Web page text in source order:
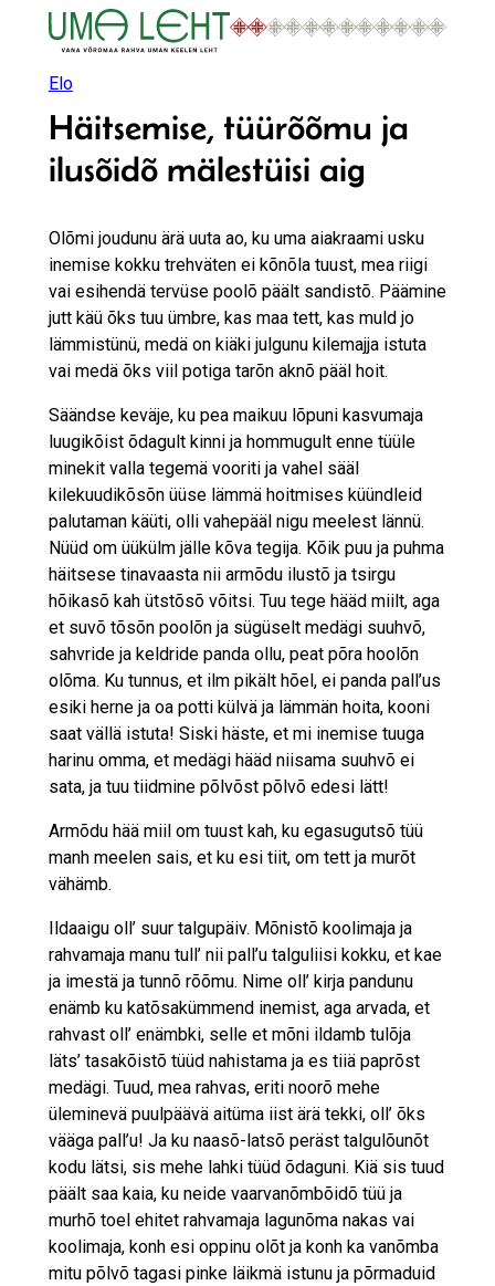
juurdeElo
Häitsemise, tüürõõmu ja
ilusõidõ mälestüisi aig
Olõmi joudunu ärä uuta ao, ku uma aiakraami usku
inemise kokku trehväten ei kõnõla tuust, mea riigi
vai esihendä tervüse poolõ päält sandistõ. Päämine
jutt käü õks tuu ümbre, kas maa tett, kas muld jo
lämmistünü, medä on kiäki julgunu kilemajja istuta
vai medä õks viil potiga tarõn aknõ pääl hoit.
Säändse keväje, ku pea maikuu lõpuni kasvumaja
luugikõist õdagult kinni ja hommugult enne tüüle
minekit valla tegemä vooriti ja vahel sääl
kilekuudikõsõn üüse lämmä hoitmises küündleid
palutaman käüti, olli vahepääl nigu meelest lännü.
Nüüd om üükülm jälle kõva tegija. Kõik puu ja puhma
häitsese tinavaasta nii armõdu ilustõ ja tsirgu
hõikasõ kah ütstõsõ võitsi. Tuu tege hääd miilt, aga
et suvõ tõsõn poolõn ja sügüselt medägi suuhvõ,
sahvride ja keldride panda ollu, peat põra hoolõn
olõma. Ku tunnus, et ilm pikält hõel, ei panda pall’us
esiki herne ja oa potti külvä ja lämmän hoita, kooni
saat vällä istuta! Siski häste, et mi inemise tuuga
harinu omma, et medägi hääd niisama suuhvõ ei
sata, ja tuu tiidmine põlvõst põlvõ edesi lätt!
Armõdu hää miil om tuust kah, ku egasugutsõ tüü
manh meelen sais, et ku esi tiit, om tett ja murõt
vähämb.
Ildaaigu oll’ suur talgupäiv. Mõnistõ koolimaja ja
rahvamaja manu tull’ nii pall’u talguliisi kokku, et kae
ja imestä ja tunnõ rõõmu. Nime oll’ kirja pandunu
enämb ku katõsakümmend inemist, aga arvada, et
rahvast oll’ enämbki, selle et mõni ildamb tulõja
läts’ tasakõistõ tüüd nahistama ja es tiiä paprõst
medägi. Tuud, mea rahvas, eriti noorõ mehe
üleminevä puulpäävä aitüma iist ärä tekki, oll’ õks
vääga pall’u! Ja ku naasõ-latsõ peräst talgulõunõt
kodu lätsi, sis mehe lahki tüüd õdaguni. Kiä sis tuud
päält saa kaia, ku neide vaarvanõmbõidõ tüü ja
murhõ toel ehitet rahvamaja lagunõma nakas vai
koolimaja, konh esi oppinu olõt ja konh ka vanõmba
mitu põlvõ tagasi pinke läikmä istunu ja põrmaduid